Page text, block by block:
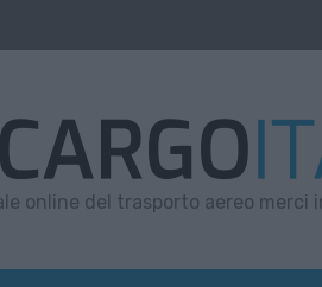
online del trasporto aereo merci